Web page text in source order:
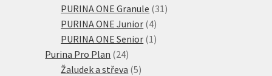
PURINA ONE Granule 31 31
PURINA ONE Junior 44
produkty
PURINA ONE Senior 1 1
Purina Pro Plan 2424
produktů
Žaludek a střeva 55